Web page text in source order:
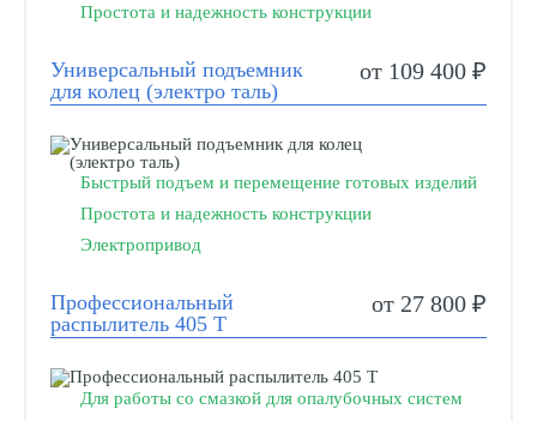
Простота и надежность конструкции
Универсальный подъемник
для колец (электро таль)
от 109 400 ₽
Быстрый подъем и перемещение готовых изделий
Простота и надежность конструкции
Электропривод
Профессиональный
распылитель 405 Т
от 27 800 ₽
Для работы со смазкой для опалубочных систем